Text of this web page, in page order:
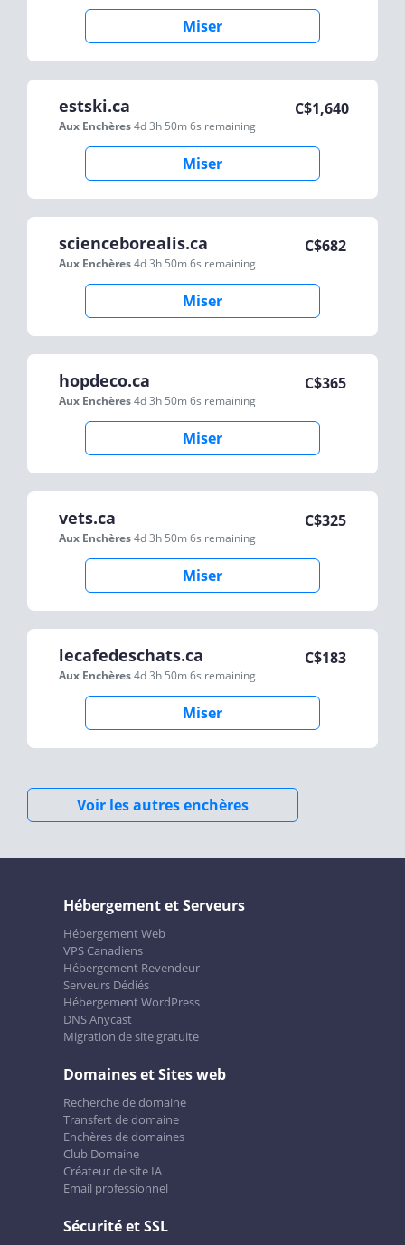
Miser
estski.ca
Aux Enchères4d 3h 50m 6s remaining
C$1,640
Miser
scienceborealis.ca
Aux Enchères4d 3h 50m 6s remaining
C$682
Miser
hopdeco.ca
Aux Enchères4d 3h 50m 6s remaining
C$365
Miser
vets.ca
Aux Enchères4d 3h 50m 6s remaining
C$325
Miser
lecafedeschats.ca
Aux Enchères4d 3h 50m 6s remaining
C$183
Miser
Voir les autres enchères
Hébergement et Serveurs
Hébergement Web
VPS Canadiens
Hébergement Revendeur
Serveurs Dédiés
Hébergement WordPress
DNS Anycast
Migration de site gratuite
Domaines et Sites web
Recherche de domaine
Transfert de domaine
Enchères de domaines
Club Domaine
Créateur de site IA
Email professionnel
Sécurité et SSL